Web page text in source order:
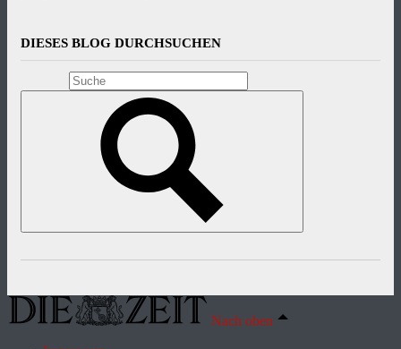
DIESES BLOG DURCHSUCHEN
Nach oben